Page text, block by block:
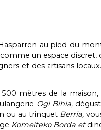
au pied du
un espace discret,
et des artisans
mètres de la
Ogi Bihia,
ou au trinquetBerria,
Komeiteko Borda et